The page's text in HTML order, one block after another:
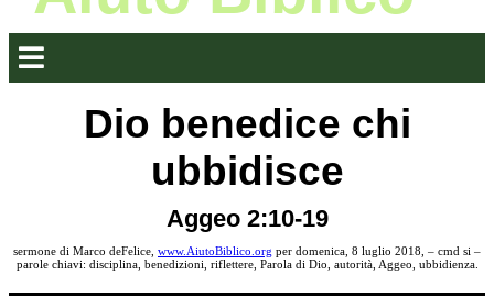
Dio benedice chi
ubbidisce
Aggeo 2:10-19
sermone di Marco deFelice, www.AiutoBiblico.org per domenica, 8 luglio 2018, – cmd si –
parole chiavi: disciplina, benedizioni, riflettere, Parola di Dio, autorità, Aggeo, ubbidienza.